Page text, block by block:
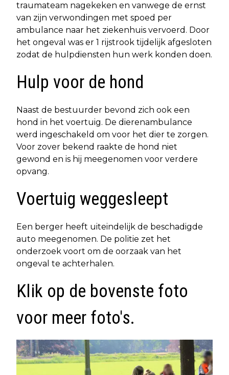
traumateam nagekeken en vanwege de ernst
van zijn verwondingen met spoed per
ambulance naar het ziekenhuis vervoerd. Door
het ongeval was er 1 rijstrook tijdelijk afgesloten
zodat de hulpdiensten hun werk konden doen.
Hulp voor de hond
Naast de bestuurder bevond zich ook een
hond in het voertuig. De dierenambulance
werd ingeschakeld om voor het dier te zorgen.
Voor zover bekend raakte de hond niet
gewond en is hij meegenomen voor verdere
opvang.
Voertuig weggesleept
Een berger heeft uiteindelijk de beschadigde
auto meegenomen. De politie zet het
onderzoek voort om de oorzaak van het
ongeval te achterhalen.
Klik op de bovenste foto
voor meer foto's.